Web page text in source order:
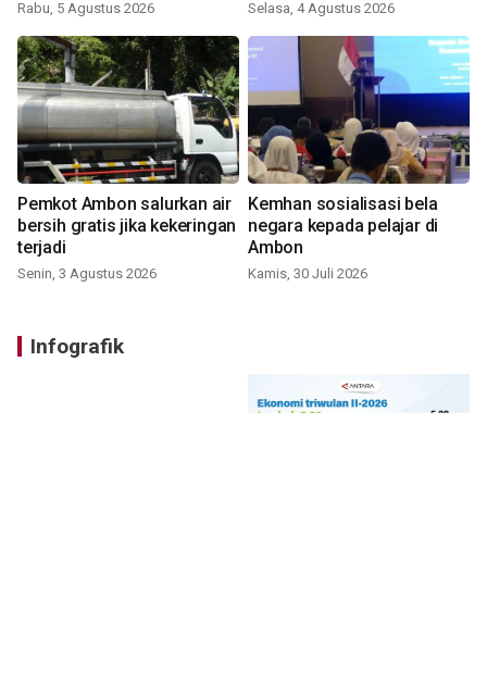
Rabu, 5 Agustus 2026 Selasa, 4 Agustus 2026
Pemkot Ambon salurkan air
bersih gratis jika kekeringan
terjadi
Senin, 3 Agustus 2026
Kemhan sosialisasi bela
negara kepada pelajar di
Ambon
Kamis, 30 Juli 2026
Infografik